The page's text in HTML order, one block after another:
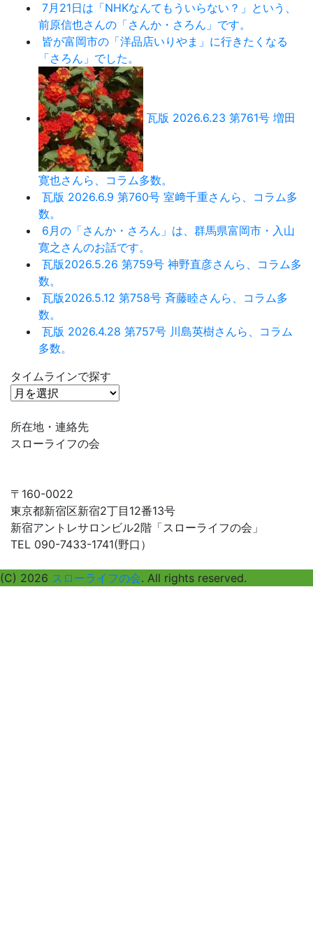
7月21日は「NHKなんてもういらない？」という、
前原信也さんの「さんか・さろん」です。
皆が富岡市の「洋品店いりやま」に行きたくなる
「さろん」でした。
瓦版 2026.6.23 第761号 増田
寛也さんら、コラム多数。
瓦版 2026.6.9 第760号 室﨑千重さんら、コラム多
数。
6月の「さんか・さろん」は、群馬県富岡市・入山
寛之さんのお話です。
瓦版2026.5.26 第759号 神野直彦さんら、コラム多
数。
瓦版2026.5.12 第758号 斉藤睦さんら、コラム多
数。
瓦版 2026.4.28 第757号 川島英樹さんら、コラム
多数。
タイムラインで探す
タ
ム
ラ
で
探
す
所在地・連絡先
スローライフの会
〒160-0022
東京都新宿区新宿2丁目12番13号
新宿アントレサロンビル2階「スローライフの会」
TEL 090-7433-1741(野口）
(C) 2026 スローライフの会. All rights reserved.